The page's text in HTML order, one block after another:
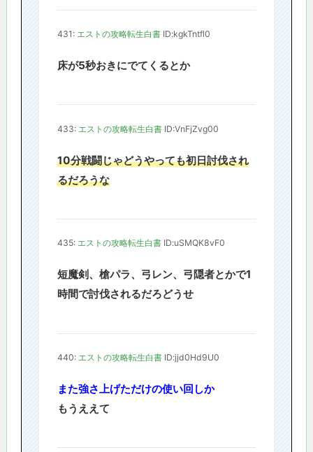
431: エストの攻略転生白書 ID:kgkTntfl0
床が5秒おきにでてくるとか
433: エストの攻略転生白書 ID:VnFjZvg00
10分戦闘じゃどうやっても初日討伐され
るだろうな
435: エストの攻略転生白書 ID:uSMQK8vF0
短魔剣、槍パラ、弓レン、弓隠者とかで1
時間で討伐されるだろどうせ
440: エストの攻略転生白書 ID:jjd0Hd9U0
また強さ上げただけの使い回しか
もうええて